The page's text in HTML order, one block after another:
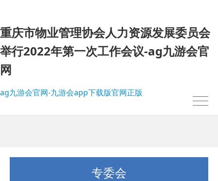
重庆市物业管理协会人力资源发展委员会
举行2022年第一次工作会议-ag九游会官
网
ag九游会官网-九游会app下载版官网正版
专委会